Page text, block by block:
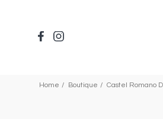
Home Boutique Castel Romano